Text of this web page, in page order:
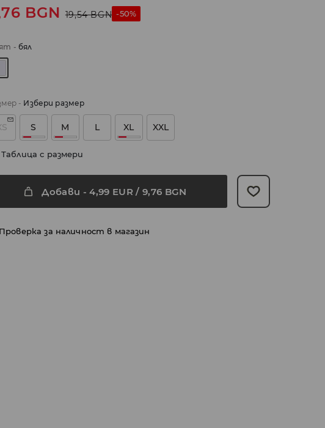
BGN 19,54 BGN -50%
-бял
- Избери размер
S M L XL XXL
Таблица с размери
Добави -4,99 EUR / 9,76 BGN
Проверка за наличност в магазин